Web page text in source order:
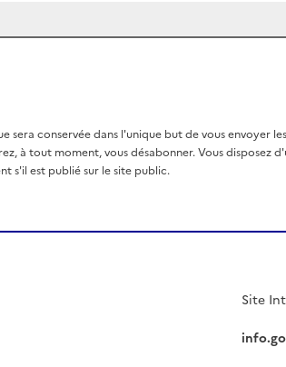
sera conservée dans l'unique but de vous envoyer
à tout moment, vous désabonner. Vous
s'il est publié sur le site public.
Site